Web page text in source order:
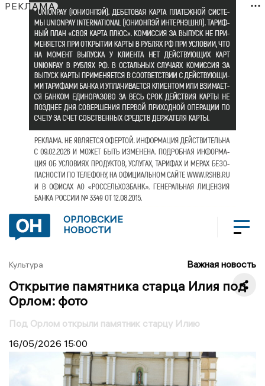
РЕКЛАМА
ОРЛОВСКИЕ
НОВОСТИ
Культура Важная новость
Открытие памятника старца Илия под
Орлом: фото
Под Орлом открыли памятник старцу Илию
16/05/2026 15:00